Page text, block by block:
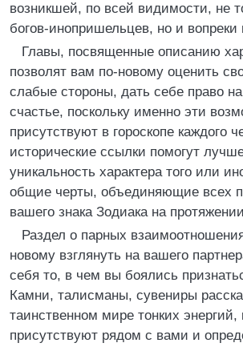
возникшей, по всей видимости, не
богов-инопришельцев, но и
Главы, посвященные описанию
позволят вам по-новому оценить
слабые стороны, дать себе право
счастье, поскольку именно эти
присутствуют в гороскопе каждого
исторические ссылки помогут
уникальность характера того или
общие черты, объединяющие всех
вашего знака Зодиака на
Раздел о парных
новому взглянуть на вашего
себя то, в чем вы боялись
Камни, талисманы, сувениры
таинственном мире тонких
присутствуют рядом с вами и